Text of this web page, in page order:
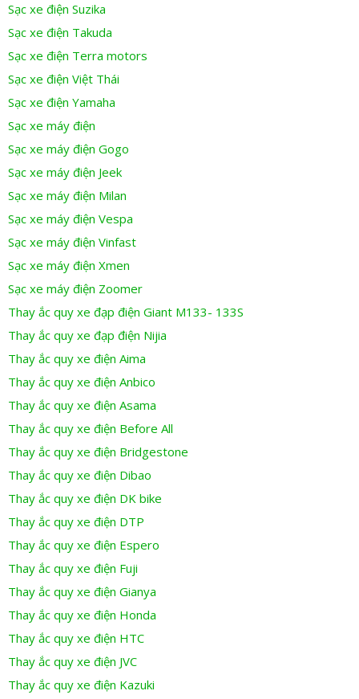
Sạc xe điện Suzika
Sạc xe điện Takuda
Sạc xe điện Terra motors
Sạc xe điện Việt Thái
Sạc xe điện Yamaha
Sạc xe máy điện
Sạc xe máy điện Gogo
Sạc xe máy điện Jeek
Sạc xe máy điện Milan
Sạc xe máy điện Vespa
Sạc xe máy điện Vinfast
Sạc xe máy điện Xmen
Sạc xe máy điện Zoomer
Thay ắc quy xe đạp điện Giant M133- 133S
Thay ắc quy xe đạp điện Nijia
Thay ắc quy xe điện Aima
Thay ắc quy xe điện Anbico
Thay ắc quy xe điện Asama
Thay ắc quy xe điện Before All
Thay ắc quy xe điện Bridgestone
Thay ắc quy xe điện Dibao
Thay ắc quy xe điện DK bike
Thay ắc quy xe điện DTP
Thay ắc quy xe điện Espero
Thay ắc quy xe điện Fuji
Thay ắc quy xe điện Gianya
Thay ắc quy xe điện Honda
Thay ắc quy xe điện HTC
Thay ắc quy xe điện JVC
Thay ắc quy xe điện Kazuki